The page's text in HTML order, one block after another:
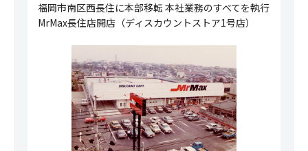
福岡市南区西長住に本部移転 本社業務のすべてを執行
MrMax長住店開店（ディスカウントストア1号店）